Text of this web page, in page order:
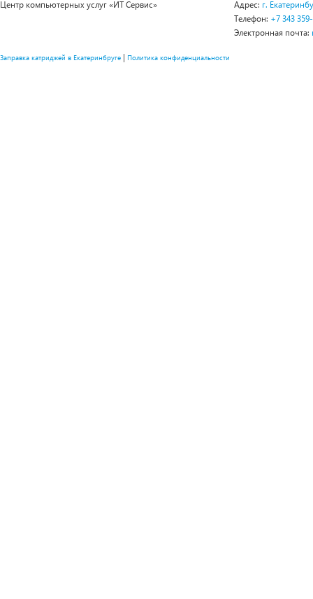
Центр компьютерных услуг «ИТ Сервис» Адрес: г.
Телефон: +7 343
Электронная почта:
Заправка катриджей в Екатеринбруге | Политика конфиденциальности